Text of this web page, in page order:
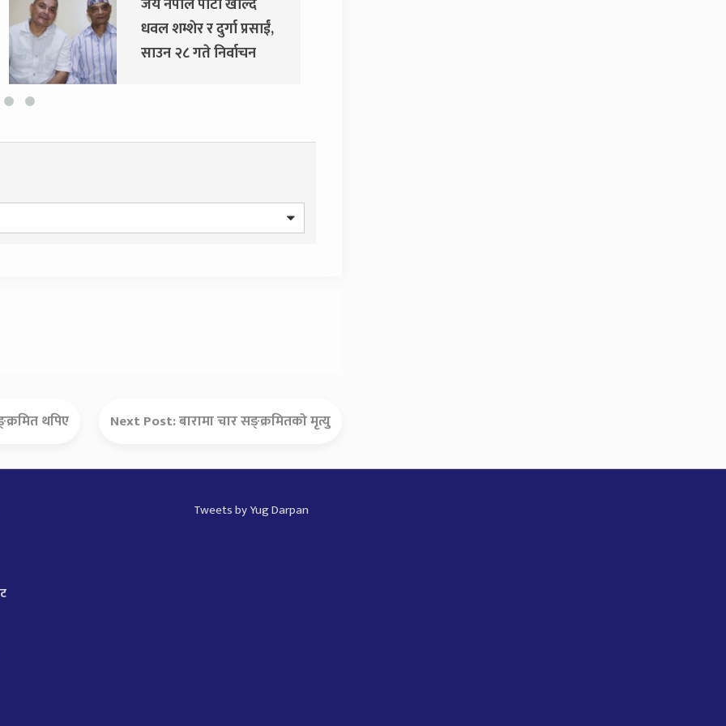
दुर्गा प्रसाईंलाई रिहा गर्न
अदालतको आदेश
थपिए Next Post:बारामा चार सङ्क्रमितको मृत्यु
Tweets by Yug Darpan